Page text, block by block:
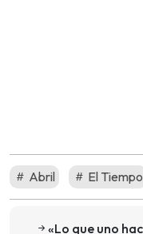
Abril El Tiempo
«Lo que uno